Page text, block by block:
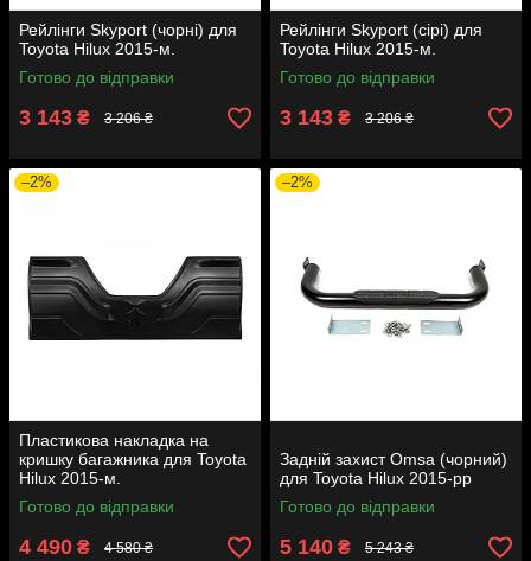
Рейлінги Skyport (чорні) для
Toyota Hilux 2015-м.
Готово до відправки
3 143 ₴ 3 206 ₴
Рейлінги Skyport (сірі) для
Toyota Hilux 2015-м.
Готово до відправки
3 143 ₴ 3 206 ₴
–2%
Пластикова накладка на
кришку багажника для Toyota
Hilux 2015-м.
Готово до відправки
4 490 ₴ 4 580 ₴
–2%
Задній захист Omsa (чорний)
для Toyota Hilux 2015-рр
Готово до відправки
5 140 ₴ 5 243 ₴